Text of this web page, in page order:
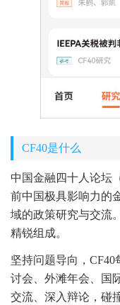
CF40是什么
中国金融四十人论坛
前中国极具影响力的
域的政策研究与交流
精锐组成。
坚持问题导向，
讨会、外滩年会、国
交流、深入辩论，碰